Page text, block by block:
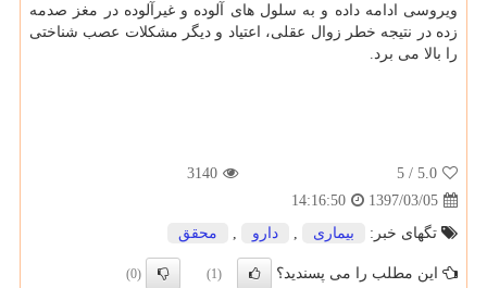
ویروسی ادامه داده و به سلول های آلوده و غیرآلوده در مغز صدمه
زده در نتیجه خطر زوال عقلی، اعتیاد و دیگر مشكلات عصب شناختی
را بالا می برد.
5.0
/ 5
3140
1397/03/05
14:16:50
تگهای خبر:
بیماری , دارو , محقق
این مطلب را می پسندید؟ (1)
(0)